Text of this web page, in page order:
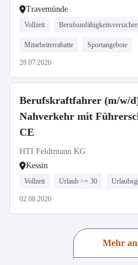
Travemünde
Vollzeit
Mitarbeiterrabatte Sportangebote
28.07.2026
Berufskraftfahrer (m/w/
Nahverkehr mit
CE
HTI Feldtmann KG
Kessin
Vollzeit Urlaub >= 30
02.08.2026
Mehr